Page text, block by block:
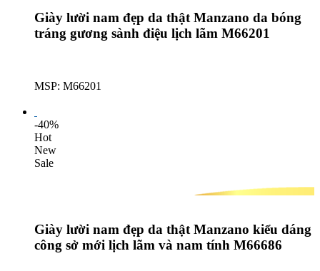
Giày lười nam đẹp da thật Manzano da bóng
tráng gương sành điệu lịch lãm M66201
MSP: M66201
-40%
Hot
New
Sale
Giày lười nam đẹp da thật Manzano kiểu dáng
công sở mới lịch lãm và nam tính M66686